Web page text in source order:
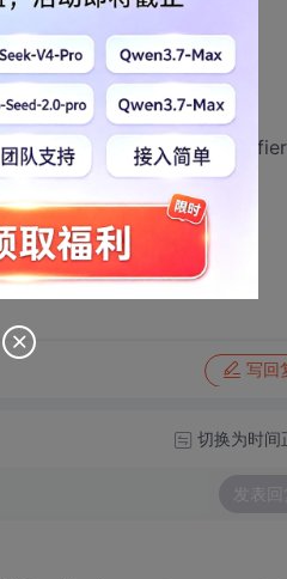
identifier
写回
切换为时间
发表回